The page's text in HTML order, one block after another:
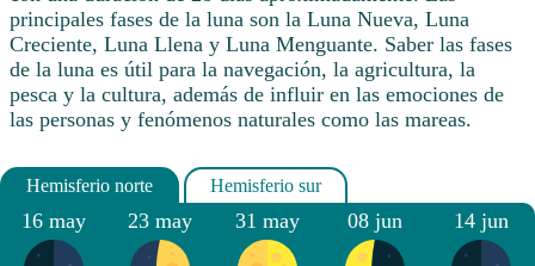
principales fases de la luna son la Luna Nueva, Luna
Creciente, Luna Llena y Luna Menguante. Saber las fases
de la luna es útil para la navegación, la agricultura, la
pesca y la cultura, además de influir en las emociones de
las personas y fenómenos naturales como las mareas.
16 may 23 may 31 may 08 jun 14 jun